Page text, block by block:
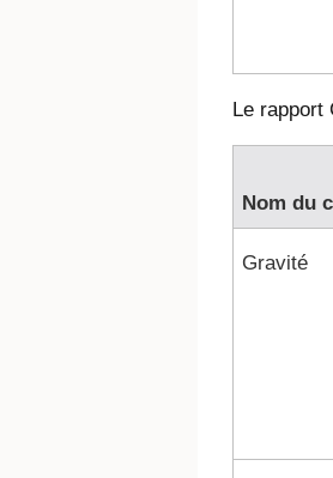
Le rapport
Nom du
Gravité